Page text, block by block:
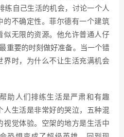
练自己生活的机会，讨论一个人
的不确定性。菲尔德有一个建筑
似无限的资源。他允许普通人仔
重要的时刻做好准备。当一个错
界时，为什么不让生活充满机会
助人们排练生活是严肃和有趣
人生活是非常好的哭泣，五种混
视觉体验。空架的地方是生活中